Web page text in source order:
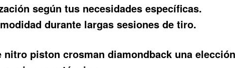
según tus necesidades específicas.
durante largas sesiones de tiro.
piston crosman diamondback una